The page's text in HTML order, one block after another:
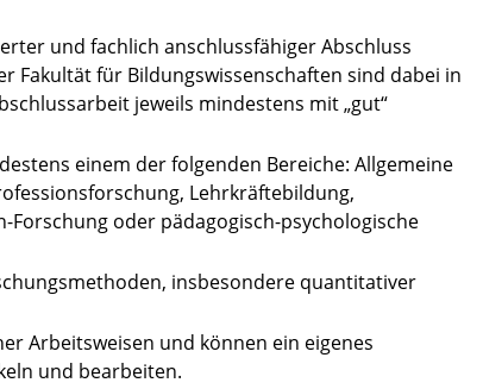
und fachlich anschlussfähiger Abschluss
für Bildungswissenschaften sind dabei in
jeweils mindestens mit „gut“
einem der folgenden Bereiche: Allgemeine
Lehrkräftebildung,
Forschung oder pädagogisch-psychologische
insbesondere quantitativer
Arbeitsweisen und können ein eigenes
und bearbeiten.